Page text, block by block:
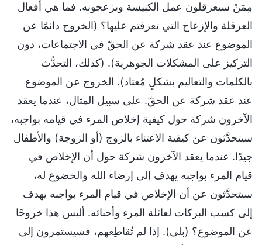
مِمَنْ سيعرقلون عمل الكنيسة ويزعجونه. فما هي أفعال
العرقلة والإزعاج التي تعرفتم عليها؟ (الخروج دائمًا عن
الموضوع عند عقد شركة عن الحقّ في الاجتماعات، دون
التركيز على المشكلات الجوهرية). (كذلك، التحدُّث
بالكلمات والتعاليم بشكلٍ مُعتاد). الخروج عن الموضوع
عند عقد شركة عن الحقّ. على سبيل المثال، عندما يعقد
الآخرون شركة حول كيفية إخلاص المرء في قيامه بواجبه،
سيتحدَّثون عن كيفية الاعتناء بالزوج (أو الزوجة) والأطفال
جيدًا. عندما يعقد الآخرون شركة حول أن الإخلاص في
قيام المرء بواجبه يهدف إلى إرضاء الله والخضوع له،
سيتحدَّثون عن أن الإخلاص في قيام المرء بواجبه يهدف
إلى كسب البركات لعائلة المرء وأحبائه. أليس هذا خروجًا
عن الموضوع؟ (بلى). إذا لم تُقاطِعهم، فسيستمرون إلى